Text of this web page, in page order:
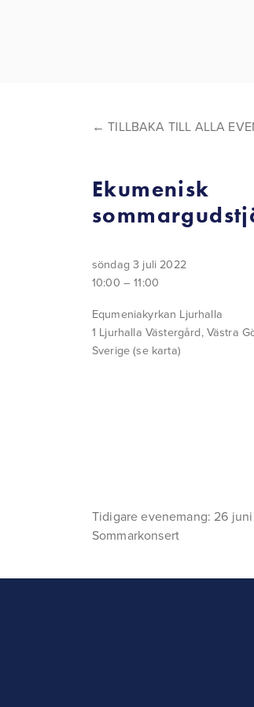
TILLBAKA TILL ALLA
Ekumenisk
söndag 3 juli 2022
10:00
11:00
Equmeniakyrkan Ljurhalla
1 Ljurhalla Västergård Västra
Sverige (se karta)
Tidigare evenemang: 26 juni
Sommarkonsert